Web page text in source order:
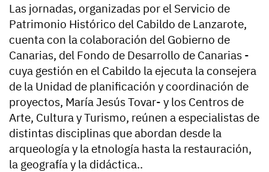
Las jornadas, organizadas por el Servicio de
Patrimonio Histórico del Cabildo de Lanzarote,
cuenta con la colaboración del Gobierno de
Canarias, del Fondo de Desarrollo de Canarias -
cuya gestión en el Cabildo la ejecuta la consejera
de la Unidad de planificación y coordinación de
proyectos, María Jesús Tovar- y los Centros de
Arte, Cultura y Turismo, reúnen a especialistas de
distintas disciplinas que abordan desde la
arqueología y la etnología hasta la restauración,
la geografía y la didáctica..